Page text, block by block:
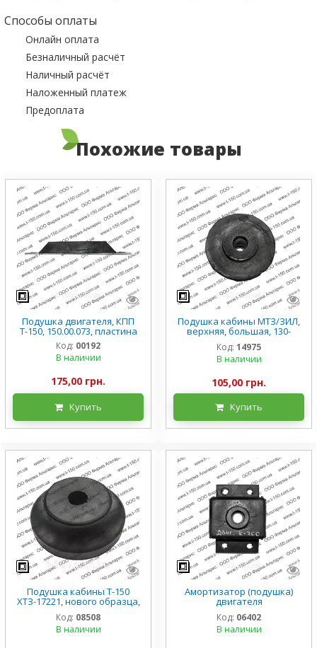
Способы оплаты
Онлайн оплата
Безналичный расчёт
Наличный расчёт
Наложенный платеж
Предоплата
Похожие товары
Подушка двигателя, КПП
Т-150, 150.00.073, пластина
Код: 00192
В наличии
175,00 грн.
Купить
Подушка кабины МТЗ/ЗИЛ,
верхняя, большая, 130-
Код: 14975
В наличии
105,00 грн.
Купить
Подушка кабины Т-150
ХТЗ-17221, нового образца,
150.45.216-3А
Код: 08508
В наличии
Амортизатор (подушка)
двигателя
К-700/700А/701/702/744
АКСС-400М, 700.00.17.020
Код: 06402
В наличии